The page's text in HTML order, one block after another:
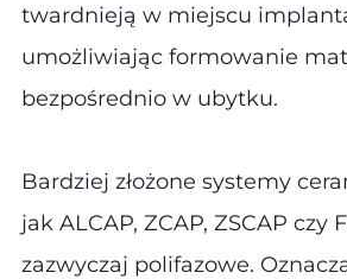
twardnieją w miejscu
umożliwiając formowanie
bezpośrednio w ubytku.
Bardziej złożone systemy
jak ALCAP, ZCAP, ZSCAP czy
zazwyczaj polifazowe.